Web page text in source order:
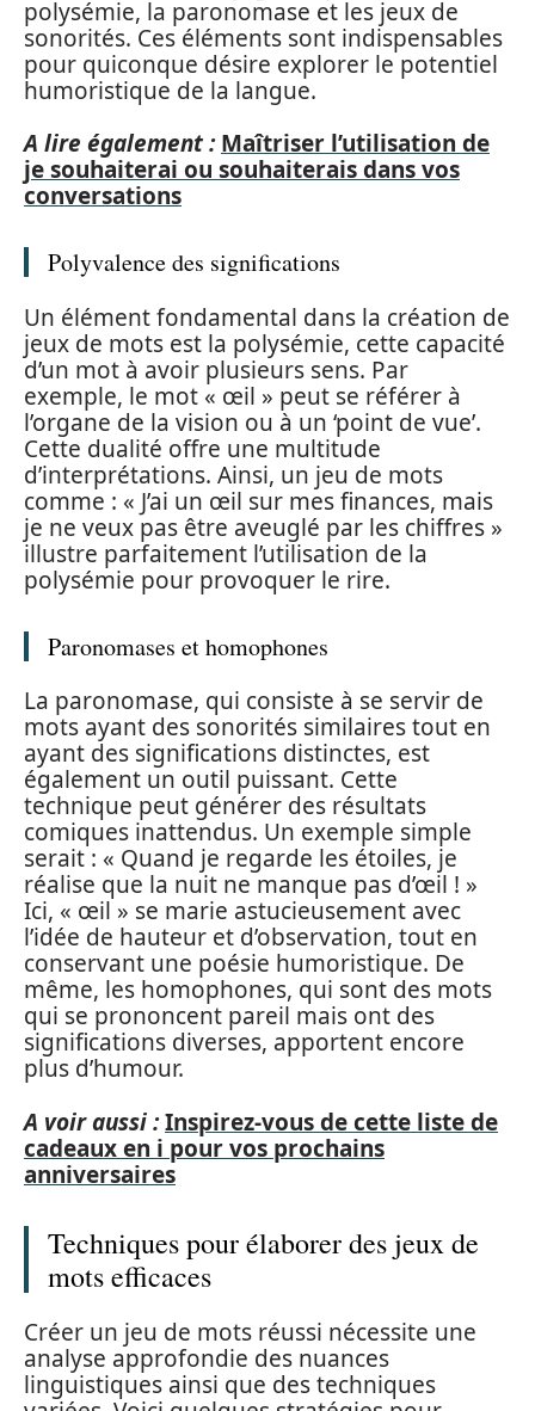
polysémie, la paronomase et les jeux de
sonorités. Ces éléments sont indispensables
pour quiconque désire explorer le potentiel
humoristique de la langue.
A lire également : Maîtriser l’utilisation de
je souhaiterai ou souhaiterais dans vos
conversations
Polyvalence des significations
Un élément fondamental dans la création de
jeux de mots est la polysémie, cette capacité
d’un mot à avoir plusieurs sens. Par
exemple, le mot « œil » peut se référer à
l’organe de la vision ou à un ‘point de vue’.
Cette dualité offre une multitude
d’interprétations. Ainsi, un jeu de mots
comme : « J’ai un œil sur mes finances, mais
je ne veux pas être aveuglé par les chiffres »
illustre parfaitement l’utilisation de la
polysémie pour provoquer le rire.
Paronomases et homophones
La paronomase, qui consiste à se servir de
mots ayant des sonorités similaires tout en
ayant des significations distinctes, est
également un outil puissant. Cette
technique peut générer des résultats
comiques inattendus. Un exemple simple
serait : « Quand je regarde les étoiles, je
réalise que la nuit ne manque pas d’œil ! »
Ici, « œil » se marie astucieusement avec
l’idée de hauteur et d’observation, tout en
conservant une poésie humoristique. De
même, les homophones, qui sont des mots
qui se prononcent pareil mais ont des
significations diverses, apportent encore
plus d’humour.
A voir aussi :Inspirez-vous de cette liste de
cadeaux en i pour vos prochains
anniversaires
Techniques pour élaborer des jeux de
mots efficaces
Créer un jeu de mots réussi nécessite une
analyse approfondie des nuances
linguistiques ainsi que des techniques